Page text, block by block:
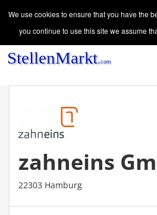
zahneins
22303 Hamburg
We use cookies to ensure that you have the
you continue to use this site we assume